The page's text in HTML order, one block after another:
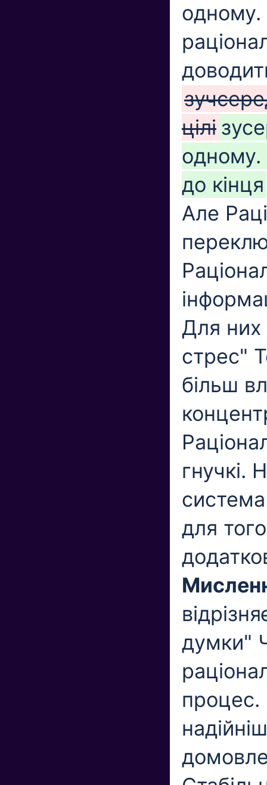
одному.
цілі
одному.
до кінця
Але
Для них
стрес"
більш
гнучкі.
для
думки"
процес.